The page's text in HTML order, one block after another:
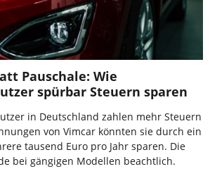
Pauschale: Wie
spürbar Steuern sparen
in Deutschland zahlen mehr Steuern
von Vimcar könnten sie durch ein
tausend Euro pro Jahr sparen. Die
bei gängigen Modellen beachtlich.